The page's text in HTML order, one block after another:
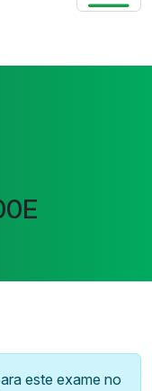
este exame no